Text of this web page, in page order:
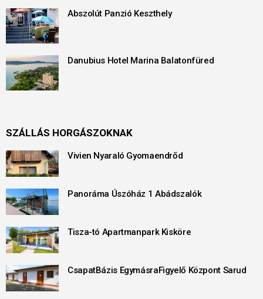
Abszolút Panzió Keszthely
Danubius Hotel Marina Balatonfüred
SZÁLLÁS HORGÁSZOKNAK
Vivien Nyaraló Gyomaendrőd
Panoráma Úszóház 1 Abádszalók
Tisza-tó Apartmanpark Kisköre
CsapatBázis EgymásraFigyelő Központ Sarud